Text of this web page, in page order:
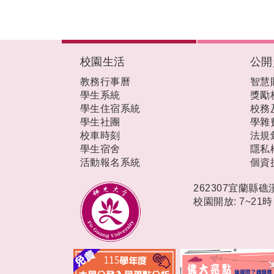
校園生活
教務行事曆
學生系統
學生住宿系統
學生社團
校車時刻
學生宿舍
活動報名系統
公
智慧
獎勵
校務
學雜
法規
隱私
個資
262307宜蘭縣礁
校園開放: 7~21